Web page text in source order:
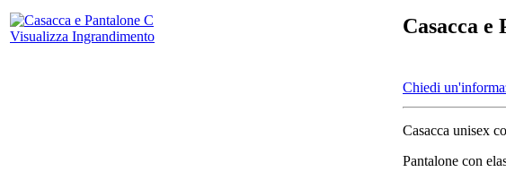
Visualizza Ingrandimento Casacca e
Chiedi
Casacca unisex
Pantalone con